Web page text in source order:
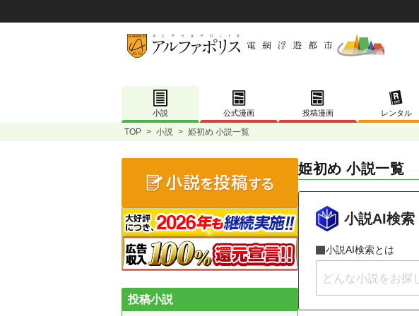
小説 公式漫画 投稿漫画 レンタル
TOP > 小説 > 姫初め 小説一覧
姫初め 小説一覧
小説AI検索
小説AI検索とは
投稿小説